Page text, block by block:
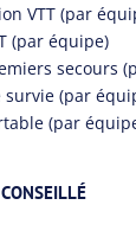
VTT (par
(par équipe)
secours
survie (par
(par